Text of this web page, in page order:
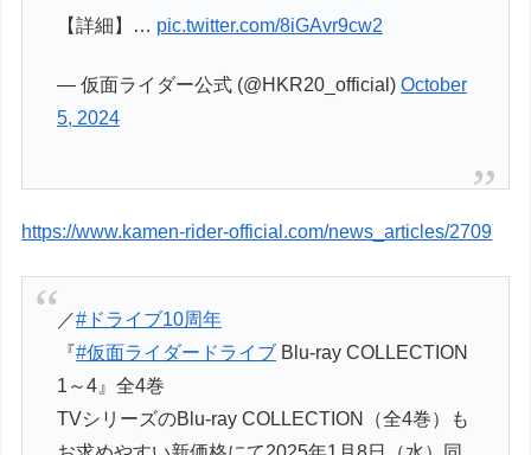
【詳細】… pic.twitter.com/8iGAvr9cw2
— 仮面ライダー公式 (@HKR20_official)October
5, 2024
https://www.kamen-rider-official.com/news_articles/2709
／#ドライブ10周年
『#仮面ライダードライブ Blu-ray COLLECTION
1～4』全4巻
TVシリーズのBlu-ray COLLECTION（全4巻）も